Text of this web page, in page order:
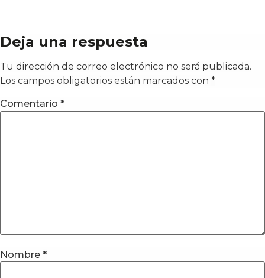
Deja una respuesta
Tu dirección de correo electrónico no será publicada.
Los campos obligatorios están marcados con *
Comentario *
Nombre *